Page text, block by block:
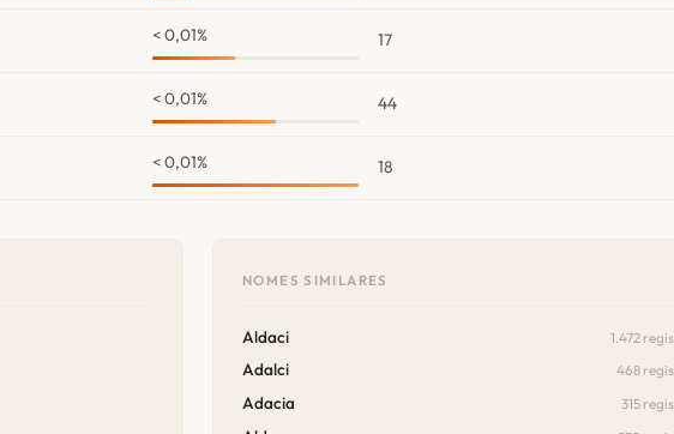
< 0,01% 17
< 0,01% 44
< 0,01% 18
NOMES SIMILARES
Aldaci 1.472
Adalci 468
Adacia 315